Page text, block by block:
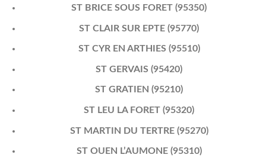
ST BRICE SOUS FORET (95350)
ST CLAIR SUR EPTE (95770)
ST CYR EN ARTHIES (95510)
ST GERVAIS (95420)
ST GRATIEN (95210)
ST LEU LA FORET (95320)
ST MARTIN DU TERTRE (95270)
ST OUEN L’AUMONE (95310)